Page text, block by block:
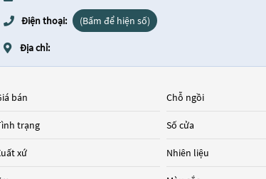
Điện thoại: (Bấm để hiện số)
Địa chỉ:
bán
trạng
xứ
Chỗ ngồi
Số cửa
Nhiên liệu